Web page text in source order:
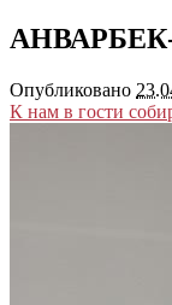
Опубликовано
К нам в гости